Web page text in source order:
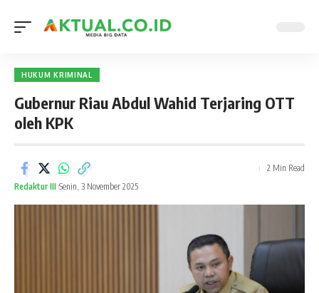
HUKUM KRIMINAL
Gubernur Riau Abdul Wahid Terjaring OTT
oleh KPK
Redaktur III Senin, 3 November 2025
2 Min Read